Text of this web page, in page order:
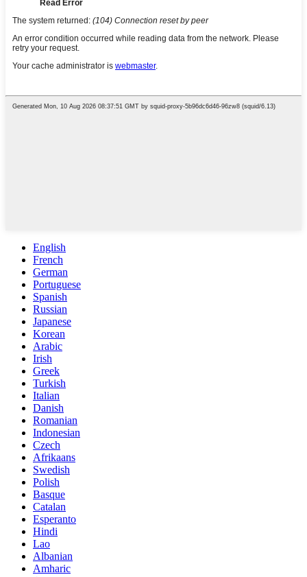
English
French
German
Portuguese
Spanish
Russian
Japanese
Korean
Arabic
Irish
Greek
Turkish
Italian
Danish
Romanian
Indonesian
Czech
Afrikaans
Swedish
Polish
Basque
Catalan
Esperanto
Hindi
Lao
Albanian
Amharic